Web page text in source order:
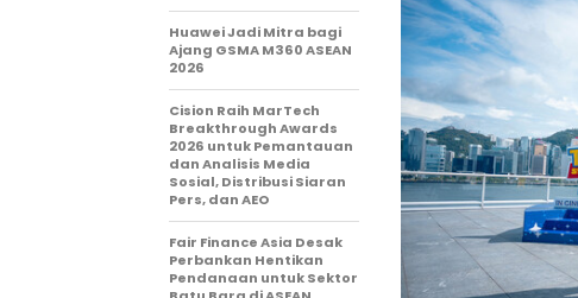
Huawei Jadi Mitra bagi
Ajang GSMA M360 ASEAN
2026
Cision Raih MarTech
Breakthrough Awards
2026 untuk Pemantauan
dan Analisis Media
Sosial, Distribusi Siaran
Pers, dan AEO
Fair Finance Asia Desak
Perbankan Hentikan
Pendanaan untuk Sektor